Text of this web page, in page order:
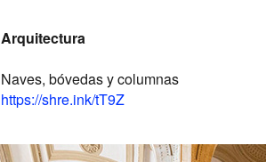
Arquitectura
Naves, bóvedas y columnas
https://shre.ink/tT9Z